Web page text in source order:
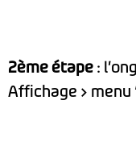
2ème étape :
Affichage > menu